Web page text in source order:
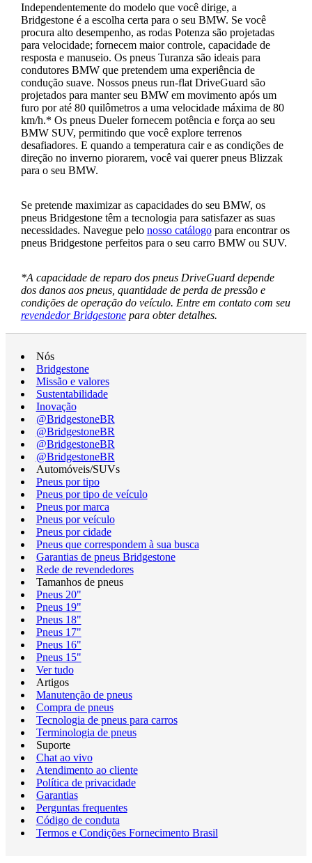
Independentemente do modelo que você dirige, a
Bridgestone é a escolha certa para o seu BMW. Se você
procura alto desempenho, as rodas Potenza são projetadas
para velocidade; fornecem maior controle, capacidade de
resposta e manuseio. Os pneus Turanza são ideais para
condutores BMW que pretendem uma experiência de
condução suave. Nossos pneus run-flat DriveGuard são
projetados para manter seu BMW em movimento após um
furo por até 80 quilômetros a uma velocidade máxima de 80
km/h.* Os pneus Dueler fornecem potência e força ao seu
BMW SUV, permitindo que você explore terrenos
desafiadores. E quando a temperatura cair e as condições de
direção no inverno piorarem, você vai querer pneus Blizzak
para o seu BMW.
Se pretende maximizar as capacidades do seu BMW, os
pneus Bridgestone têm a tecnologia para satisfazer as suas
necessidades. Navegue pelo nosso catálogopara encontrar os
pneus Bridgestone perfeitos para o seu carro BMW ou SUV.
*A capacidade de reparo dos pneus DriveGuard depende
dos danos aos pneus, quantidade de perda de pressão e
condições de operação do veículo. Entre em contato com seu
revendedor Bridgestonepara obter detalhes.
Nós
Bridgestone
Missão e valores
Sustentabilidade
Inovação
@BridgestoneBR
@BridgestoneBR
@BridgestoneBR
@BridgestoneBR
Automóveis/SUVs
Pneus por tipo
Pneus por tipo de veículo
Pneus por marca
Pneus por veículo
Pneus por cidade
Pneus que correspondem à sua busca
Garantias de pneus Bridgestone
Rede de revendedores
Tamanhos de pneus
Pneus 20"
Pneus 19"
Pneus 18"
Pneus 17"
Pneus 16"
Pneus 15"
Ver tudo
Artigos
Manutenção de pneus
Compra de pneus
Tecnologia de pneus para carros
Terminologia de pneus
Suporte
Chat ao vivo
Atendimento ao cliente
Política de privacidade
Garantias
Perguntas frequentes
Código de conduta
Termos e Condições Fornecimento Brasil